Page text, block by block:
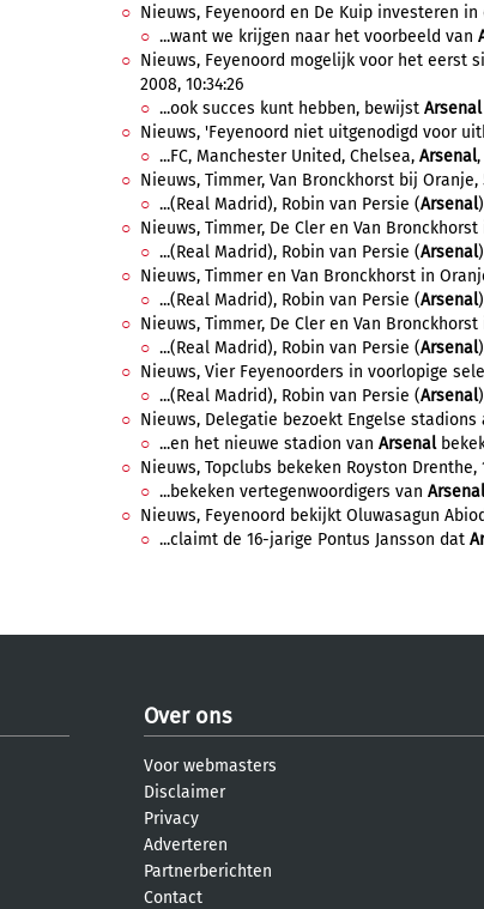
Nieuws, Feyenoord en De Kuip investeren
...want we krijgen naar het voorbeeld van
Nieuws, Feyenoord mogelijk voor het eerst
2008, 10:34:26
...ook succes kunt hebben, bewijst Arsenal
Nieuws, 'Feyenoord niet uitgenodigd voor
...FC, Manchester United, Chelsea, Arsenal
Nieuws, Timmer, Van Bronckhorst bij Oranje,
...(Real Madrid), Robin van Persie (Arsenal
Nieuws, Timmer, De Cler en Van
...(Real Madrid), Robin van Persie (Arsenal
Nieuws, Timmer en Van Bronckhorst in
...(Real Madrid), Robin van Persie (Arsenal
Nieuws, Timmer, De Cler en Van
...(Real Madrid), Robin van Persie (Arsenal
Nieuws, Vier Feyenoorders in voorlopige
...(Real Madrid), Robin van Persie (Arsenal
Nieuws, Delegatie bezoekt Engelse stadions
...en het nieuwe stadion van Arsenal
Nieuws, Topclubs bekeken Royston Drenthe,
...bekeken vertegenwoordigers van Arsenal
Nieuws, Feyenoord bekijkt Oluwasagun
...claimt de 16-jarige Pontus Jansson dat
Over ons
Voor webmasters
Disclaimer
Privacy
Adverteren
Partnerberichten
Contact